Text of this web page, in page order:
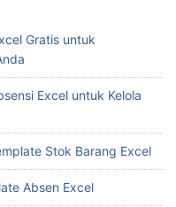
Gratis untuk
Excel untuk Kelola
Stok Barang Excel
Absen Excel